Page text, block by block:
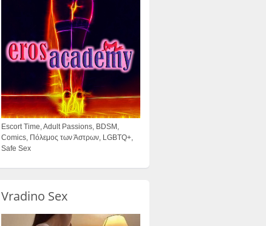
Escort Time, Adult Passions, BDSM,
Comics, Πόλεμος των Άστρων, LGBTQ+,
Safe Sex
Vradino Sex